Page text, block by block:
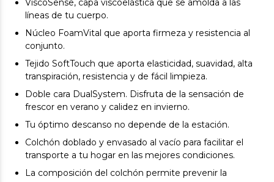
ViscoSense, capa viscoelástica que se amolda a las
líneas de tu cuerpo.
Núcleo FoamVital que aporta firmeza y resistencia al
conjunto.
Tejido SoftTouch que aporta elasticidad, suavidad, alta
transpiración, resistencia y de fácil limpieza.
Doble cara DualSystem. Disfruta de la sensación de
frescor en verano y calidez en invierno.
Tu óptimo descanso no depende de la estación.
Colchón doblado y envasado al vacío para facilitar el
transporte a tu hogar en las mejores condiciones.
La composición del colchón permite prevenir la